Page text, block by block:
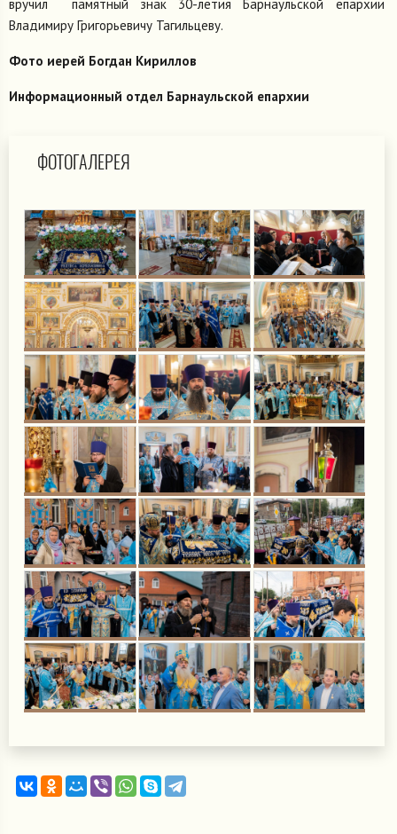
вручил памятный знак 30-летия Барнаульской епархии
Владимиру Григорьевичу Тагильцеву.
Фото иерей Богдан Кириллов
Информационный отдел Барнаульской епархии
ФОТОГАЛЕРЕЯ